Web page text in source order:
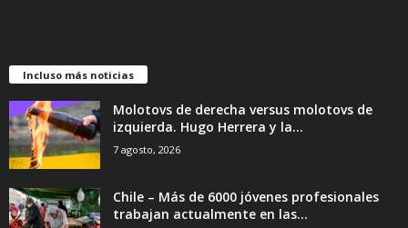
Incluso más noticias
Molotovs de derecha versus molotovs de
izquierda. Hugo Herrera y la...
7 agosto, 2026
Chile – Más de 6000 jóvenes profesionales
trabajan actualmente en las...